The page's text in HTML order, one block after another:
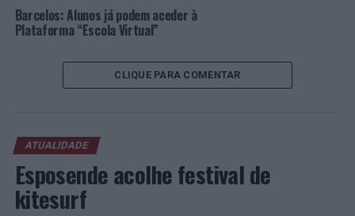
TÓPICOS RELACIONADOS: DESTAQUE
SINTRA+ATIVA com atividades desportivas para todas as
Lisboa: Dois detidos por roubo em zona de Diversão
Noturna
Barcelos: Alunos já podem aceder à
Plataforma “Escola Virtual”
CLIQUE PARA COMENTAR
ATUALIDADE
Esposende acolhe festival de
kitesurf